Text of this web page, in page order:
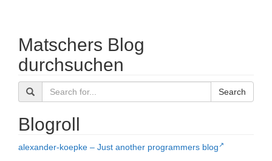
Matschers Blog
durchsuchen
Search
Blogroll
alexander-koepke – Just another programmers blog